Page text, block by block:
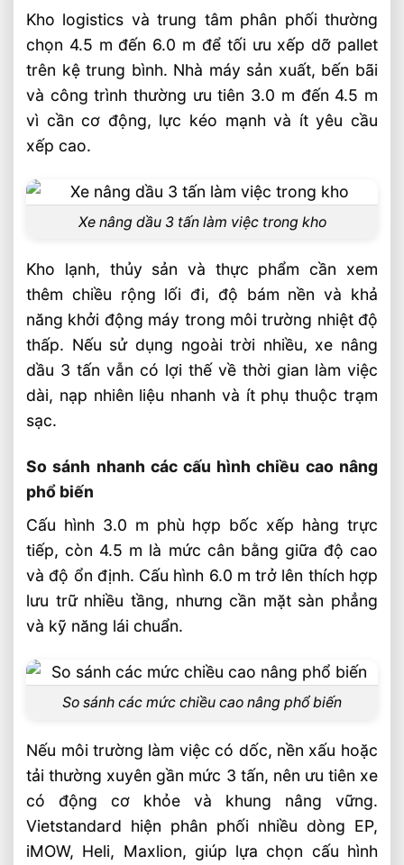
Kho logistics và trung tâm phân phối thường
chọn 4.5 m đến 6.0 m để tối ưu xếp dỡ pallet
trên kệ trung bình. Nhà máy sản xuất, bến bãi
và công trình thường ưu tiên 3.0 m đến 4.5 m
vì cần cơ động, lực kéo mạnh và ít yêu cầu
xếp cao.
Xe nâng dầu 3 tấn làm việc trong kho
Kho lạnh, thủy sản và thực phẩm cần xem
thêm chiều rộng lối đi, độ bám nền và khả
năng khởi động máy trong môi trường nhiệt độ
thấp. Nếu sử dụng ngoài trời nhiều, xe nâng
dầu 3 tấn vẫn có lợi thế về thời gian làm việc
dài, nạp nhiên liệu nhanh và ít phụ thuộc trạm
sạc.
So sánh nhanh các cấu hình chiều cao nâng
phổ biến
Cấu hình 3.0 m phù hợp bốc xếp hàng trực
tiếp, còn 4.5 m là mức cân bằng giữa độ cao
và độ ổn định. Cấu hình 6.0 m trở lên thích hợp
lưu trữ nhiều tầng, nhưng cần mặt sàn phẳng
và kỹ năng lái chuẩn.
So sánh các mức chiều cao nâng phổ biến
Nếu môi trường làm việc có dốc, nền xấu hoặc
tải thường xuyên gần mức 3 tấn, nên ưu tiên xe
có động cơ khỏe và khung nâng vững.
Vietstandard hiện phân phối nhiều dòng EP,
iMOW, Heli, Maxlion, giúp lựa chọn cấu hình